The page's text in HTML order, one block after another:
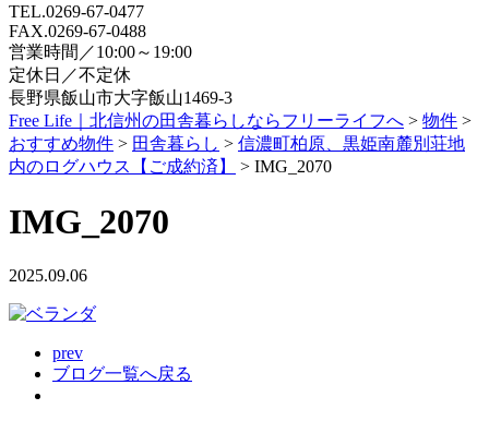
TEL.0269-67-0477
FAX.0269-67-0488
営業時間／10:00～19:00
定休日／不定休
長野県飯山市大字飯山1469-3
Free Life｜北信州の田舎暮らしならフリーライフへ > 物件 >
おすすめ物件 > 田舎暮らし > 信濃町柏原、黒姫南麓別荘地
内のログハウス【ご成約済】
> IMG_2070
IMG_2070
2025.09.06
prev
ブログ一覧へ戻る